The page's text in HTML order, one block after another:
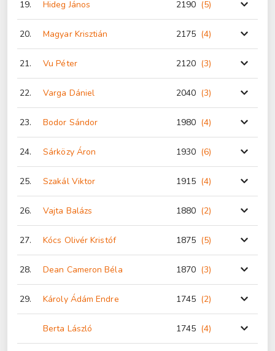
19. Hideg János 2190 (5)
20. Magyar Krisztián 2175 (4)
21. Vu Péter 2120 (3)
22. Varga Dániel 2040 (3)
23. Bodor Sándor 1980 (4)
24. Sárközy Áron 1930 (6)
25. Szakál Viktor 1915 (4)
26. Vajta Balázs 1880 (2)
27. Kócs Olivér Kristóf 1875 (5)
28. Dean Cameron Béla 1870 (3)
29. Károly Ádám Endre 1745 (2)
Berta László 1745 (4)